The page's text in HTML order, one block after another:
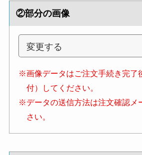
②部分の画像
※画像データはご注文手続き完了
付）してください。
※データの送信方法は注文確認メ
さい。